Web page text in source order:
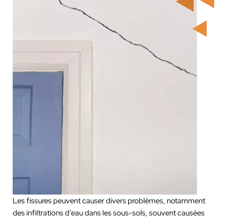
Les fissures peuvent causer divers problèmes, notamment
des infiltrations d’eau dans les sous-sols, souvent causées